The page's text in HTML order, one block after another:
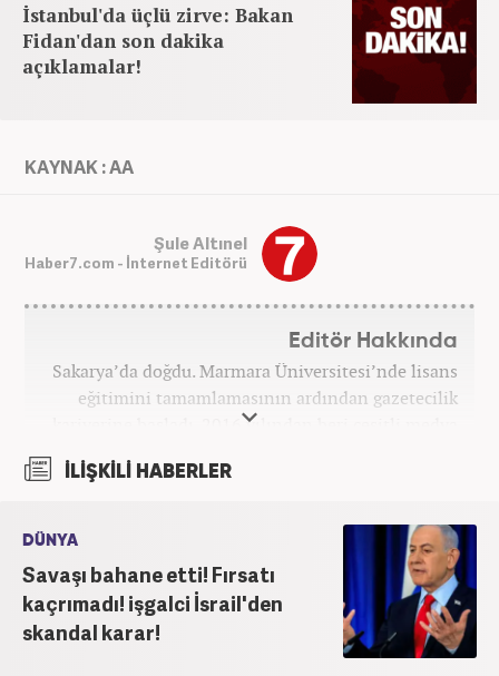
İstanbul'da üçlü zirve: Bakan
Fidan'dan son dakika
açıklamalar!
KAYNAK : AA
Şule Altınel
Haber7.com - İnternet Editörü
Editör Hakkında
Sakarya’da doğdu. Marmara Üniversitesi’nde lisans
eğitimini tamamlamasının ardından gazetecilik
kariyerine başladı. 2016 yılından beri çeşitli medya
itibaren Haber7’de ‘gündem editörü’ olarak
İLİŞKİLİ HABERLER
DÜNYA
Savaşı bahane etti! Fırsatı
kaçrımadı! işgalci İsrail'den
skandal karar!